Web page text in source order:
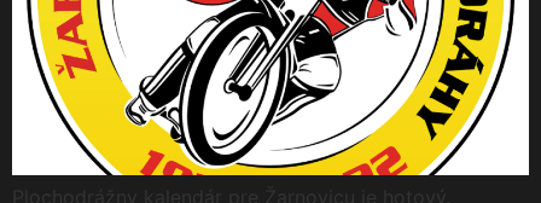
Plochodrážny kalendár pre Žarnovicu je hotový.